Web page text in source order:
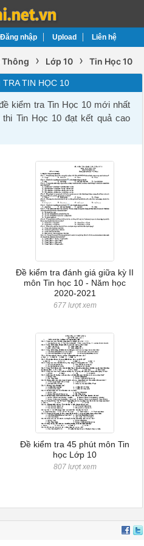
Đăng nhập Upload Liên hệ
Thông › Lớp 10 › Tin Học 10
TIN HỌC 10
kiểm tra Tin Học 10 mới nhất
Tin Học 10 đạt kết quả cao
Đề kiểm tra đánh giá giữa kỳ II
môn Tin học 10 - Năm học
2020-2021
677 lượt xem
Đề kiểm tra 45 phút môn Tin
học Lớp 10
807 lượt xem